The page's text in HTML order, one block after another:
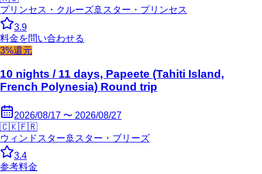
プリンセス・クルーズ🚢 スター・プリンセス
3.9
料金を問い合わせる
3%還元
10 nights / 11 days, Papeete (Tahiti Island,
French Polynesia) Round trip
2026/08/17 〜 2026/08/27
🇨🇰🇫🇷
ウィンドスター 🚢 スター・ブリーズ
3.4
参考料金